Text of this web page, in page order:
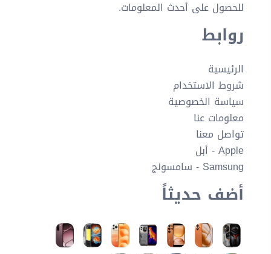
للحصول على أحدث المعلومات.
روابط
الرئيسية
شروط الاستخدام
سياسة الخصوصية
معلومات عنا
تواصل معنا
Apple - أبل
Samsung - سامسونج
أضف حديثاً